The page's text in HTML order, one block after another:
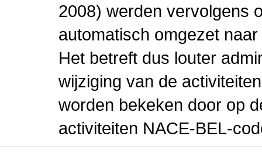
2008) werden vervolgens
automatisch omgezet
Het betreft dus louter
wijziging van de
worden bekeken door op
activiteiten NACE-BEL-